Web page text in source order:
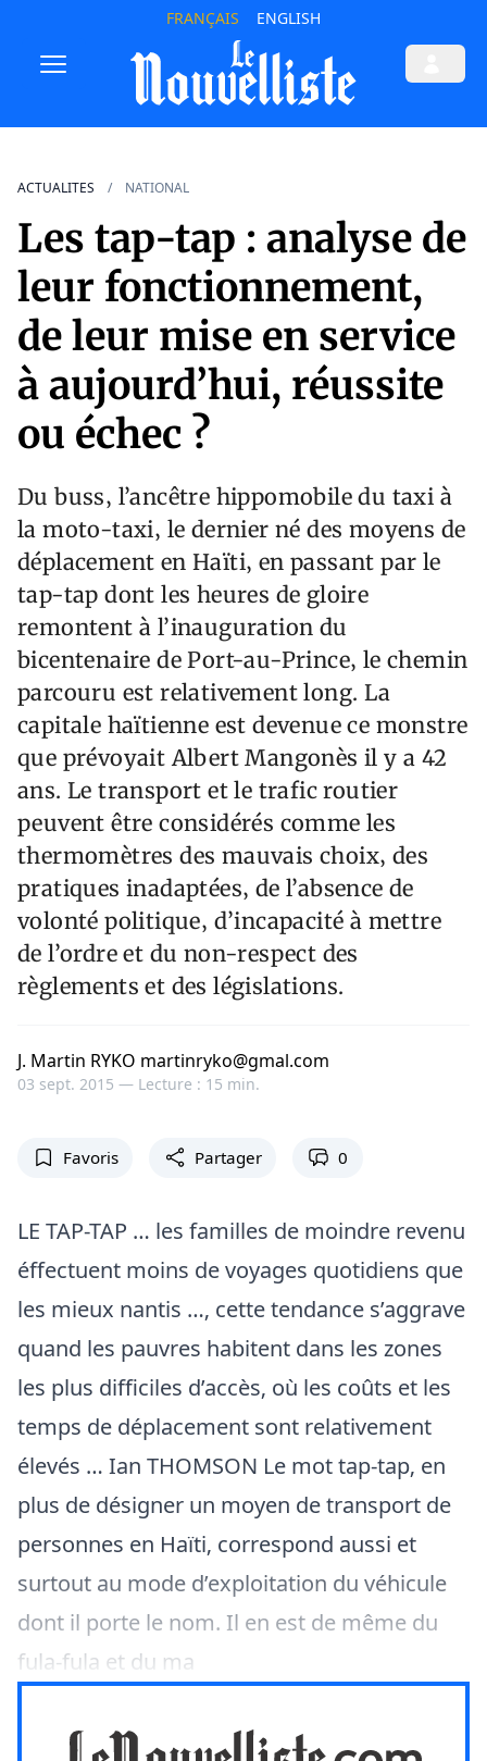
FRANÇAIS ENGLISH
ACTUALITES NATIONAL
Les tap-tap : analyse de
leur fonctionnement,
de leur mise en service
à aujourd’hui, réussite
ou échec ?
Du buss‚ l’ancêtre hippomobile du taxi à
la moto-taxi‚ le dernier né des moyens de
déplacement en Haïti‚ en passant par le
tap-tap dont les heures de gloire
remontent à l’inauguration du
bicentenaire de Port-au-Prince‚ le chemin
parcouru est relativement long. La
capitale haïtienne est devenue ce monstre
que prévoyait Albert Mangonès il y a 42
ans. Le transport et le trafic routier
peuvent être considérés comme les
thermomètres des mauvais choix‚ des
pratiques inadaptées‚ de l’absence de
volonté politique‚ d’incapacité à mettre
de l’ordre et du non-respect des
règlements et des législations.
J. Martin RYKO martinryko@gmal.com
03 sept. 2015 — Lecture : 15 min.
Favoris Partager 0
LE TAP-TAP … les familles de moindre revenu
éffectuent moins de voyages quotidiens que
les mieux nantis …‚ cette tendance s’aggrave
quand les pauvres habitent dans les zones
les plus difficiles d’accès‚ où les coûts et les
temps de déplacement sont relativement
élevés … Ian THOMSON Le mot tap-tap‚ en
plus de désigner un moyen de transport de
personnes en Haïti‚ correspond aussi et
surtout au mode d’exploitation du véhicule
dont il porte le nom. Il en est de même du
fula-fula et du ma